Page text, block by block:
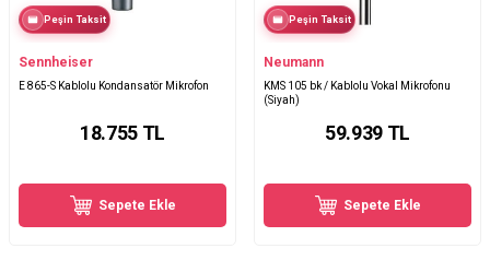
Peşin Taksit
Sennheiser
E 865-S Kablolu Kondansatör Mikrofon
18.755TL
Sepete Ekle
Peşin Taksit
Neumann
KMS 105 bk / Kablolu Vokal Mikrofonu
(Siyah)
59.939TL
Sepete Ekle